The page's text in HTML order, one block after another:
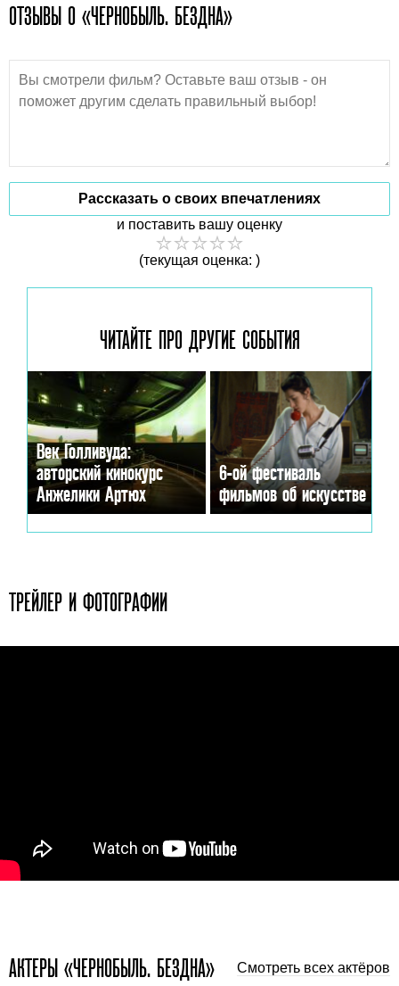
ОТЗЫВЫ О «ЧЕРНОБЫЛЬ. БЕЗДНА»
Рассказать о своих впечатлениях
и поставить вашу оценку
(текущая оценка: )
ЧИТАЙТЕ ПРО ДРУГИЕ СОБЫТИЯ
Век Голливуда:
авторский кинокурс
Анжелики Артюх
6-ой фестиваль
фильмов об искусстве
ТРЕЙЛЕР И ФОТОГРАФИИ
АКТЕРЫ «ЧЕРНОБЫЛЬ. БЕЗДНА» Смотреть всех актёров